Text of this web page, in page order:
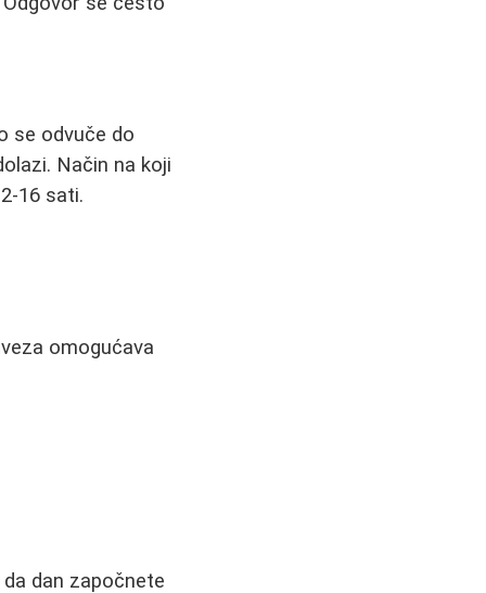
se odvuče do
Način na koji
16 sati.
omogućava
dan započnete